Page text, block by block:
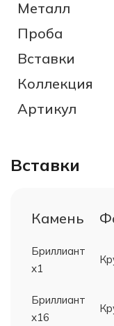
Металл
Проба
Вставки
Коллекция
Артикул
Вставки
Камень
Бриллиант
х1
Бриллиант
х16